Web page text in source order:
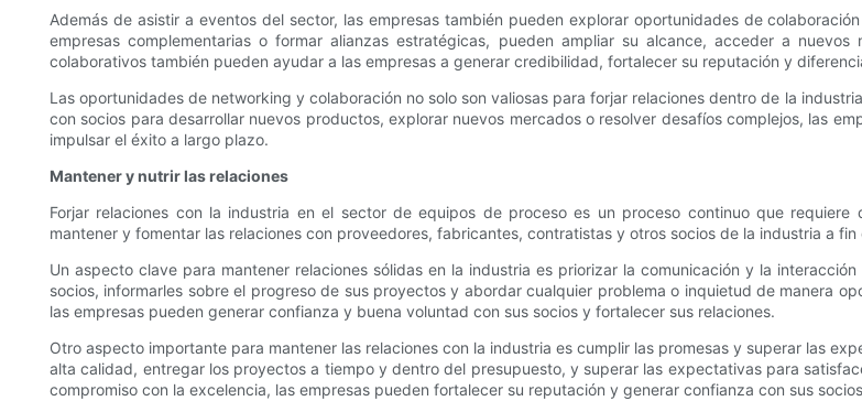
Además de asistir a eventos del sector, las empresas también pueden explorar oportunidades de
empresas complementarias o formar alianzas estratégicas, pueden ampliar su alcance, acceder a
colaborativos también pueden ayudar a las empresas a generar credibilidad, fortalecer su reputación y
Las oportunidades de networking y colaboración no solo son valiosas para forjar relaciones dentro de la
con socios para desarrollar nuevos productos, explorar nuevos mercados o resolver desafíos complejos, las
impulsar el éxito a largo plazo.
Mantener y nutrir las relaciones
Forjar relaciones con la industria en el sector de equipos de proceso es un proceso continuo que
mantener y fomentar las relaciones con proveedores, fabricantes, contratistas y otros socios de la industria a
Un aspecto clave para mantener relaciones sólidas en la industria es priorizar la comunicación y la
socios, informarles sobre el progreso de sus proyectos y abordar cualquier problema o inquietud de manera
las empresas pueden generar confianza y buena voluntad con sus socios y fortalecer sus relaciones.
Otro aspecto importante para mantener las relaciones con la industria es cumplir las promesas y superar las
alta calidad, entregar los proyectos a tiempo y dentro del presupuesto, y superar las expectativas para
compromiso con la excelencia, las empresas pueden fortalecer su reputación y generar confianza con sus